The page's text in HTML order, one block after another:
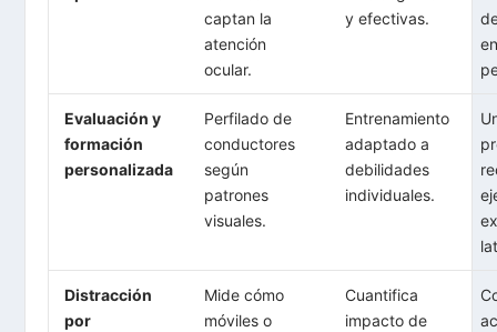
captan la
atención
ocular.
y efectivas.
Evaluación y
formación
personalizada
Perfilado de
conductores
según
patrones
visuales.
Entrenamiento
adaptado a
debilidades
individuales.
Distracción
por
Mide cómo
móviles o
Cuantifica
impacto de